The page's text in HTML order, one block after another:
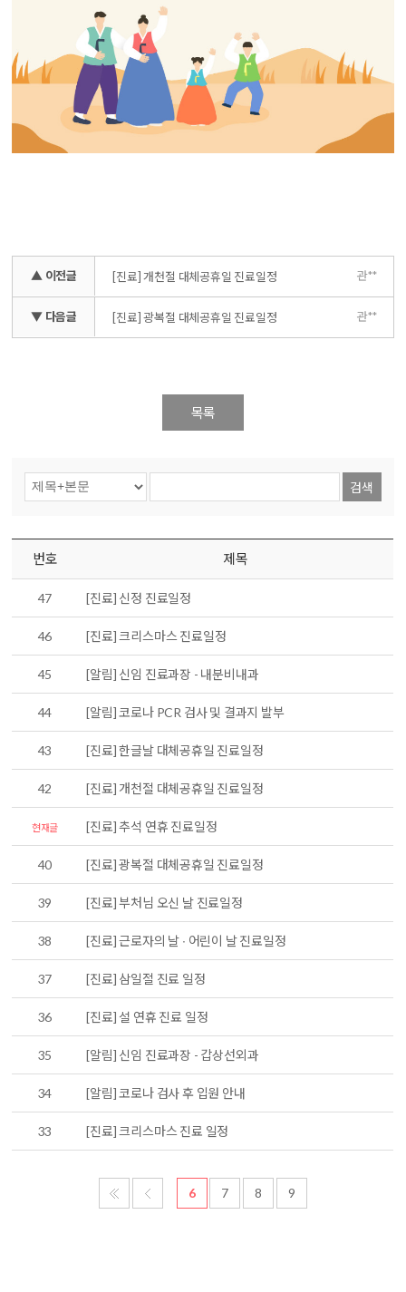
▲ 이전글 [진료] 개천절 대체공휴일 진료일정 관**
▼ 다음글 [진료] 광복절 대체공휴일 진료일정 관**
목록
검색
번호 제목
47 [진료] 신정 진료일정
46 [진료] 크리스마스 진료일정
45 [알림] 신임 진료과장 - 내분비내과
44 [알림] 코로나 PCR 검사 및 결과지 발부
43 [진료] 한글날 대체공휴일 진료일정
42 [진료] 개천절 대체공휴일 진료일정
현재글 [진료] 추석 연휴 진료일정
40 [진료] 광복절 대체공휴일 진료일정
39 [진료] 부처님 오신 날 진료일정
38 [진료] 근로자의 날 ∙ 어린이 날 진료일정
37 [진료] 삼일절 진료 일정
36 [진료] 설 연휴 진료 일정
35 [알림] 신임 진료과장 - 갑상선외과
34 [알림] 코로나 검사 후 입원 안내
33 [진료] 크리스마스 진료 일정
6 7 8 9